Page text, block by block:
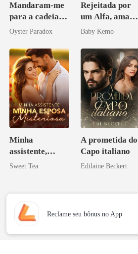
Mandaram-me
para a cadeia?
Agora me
los
Oyster Paradox
Rejeitada por
um Alfa, amada
por um
Baby Kemo
Minha
assistente,
minha esposa
Sweet Tea
A prometida do
Capo italiano
Edilaine Beckert
Reclame seu bônus no App